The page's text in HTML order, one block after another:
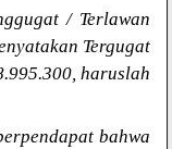
/ Terlawan
Tergugat
haruslah
bahwa